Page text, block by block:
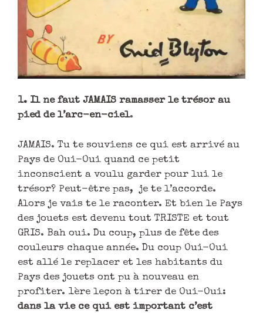
1. Il ne faut JAMAIS ramasser le trésor au
pied de l’arc-en-ciel.
JAMAIS. Tu te souviens ce qui est arrivé au
Pays de Oui-Oui quand ce petit
inconscient a voulu garder pour lui le
trésor? Peut-être pas, je te l’accorde.
Alors je vais te le raconter. Et bien le Pays
des jouets est devenu tout TRISTE et tout
GRIS. Bah oui. Du coup, plus de fête des
couleurs chaque année. Du coup Oui-Oui
est allé le replacer et les habitants du
Pays des jouets ont pu à nouveau en
profiter. 1ère leçon à tirer de Oui-Oui:
dans la vie ce qui est important c’est